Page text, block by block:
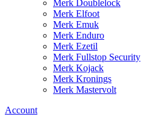
Merk Doublelock
Merk Elfoot
Merk Emuk
Merk Enduro
Merk Ezetil
Merk Fullstop Security
Merk Kojack
Merk Kronings
Merk Mastervolt
Account